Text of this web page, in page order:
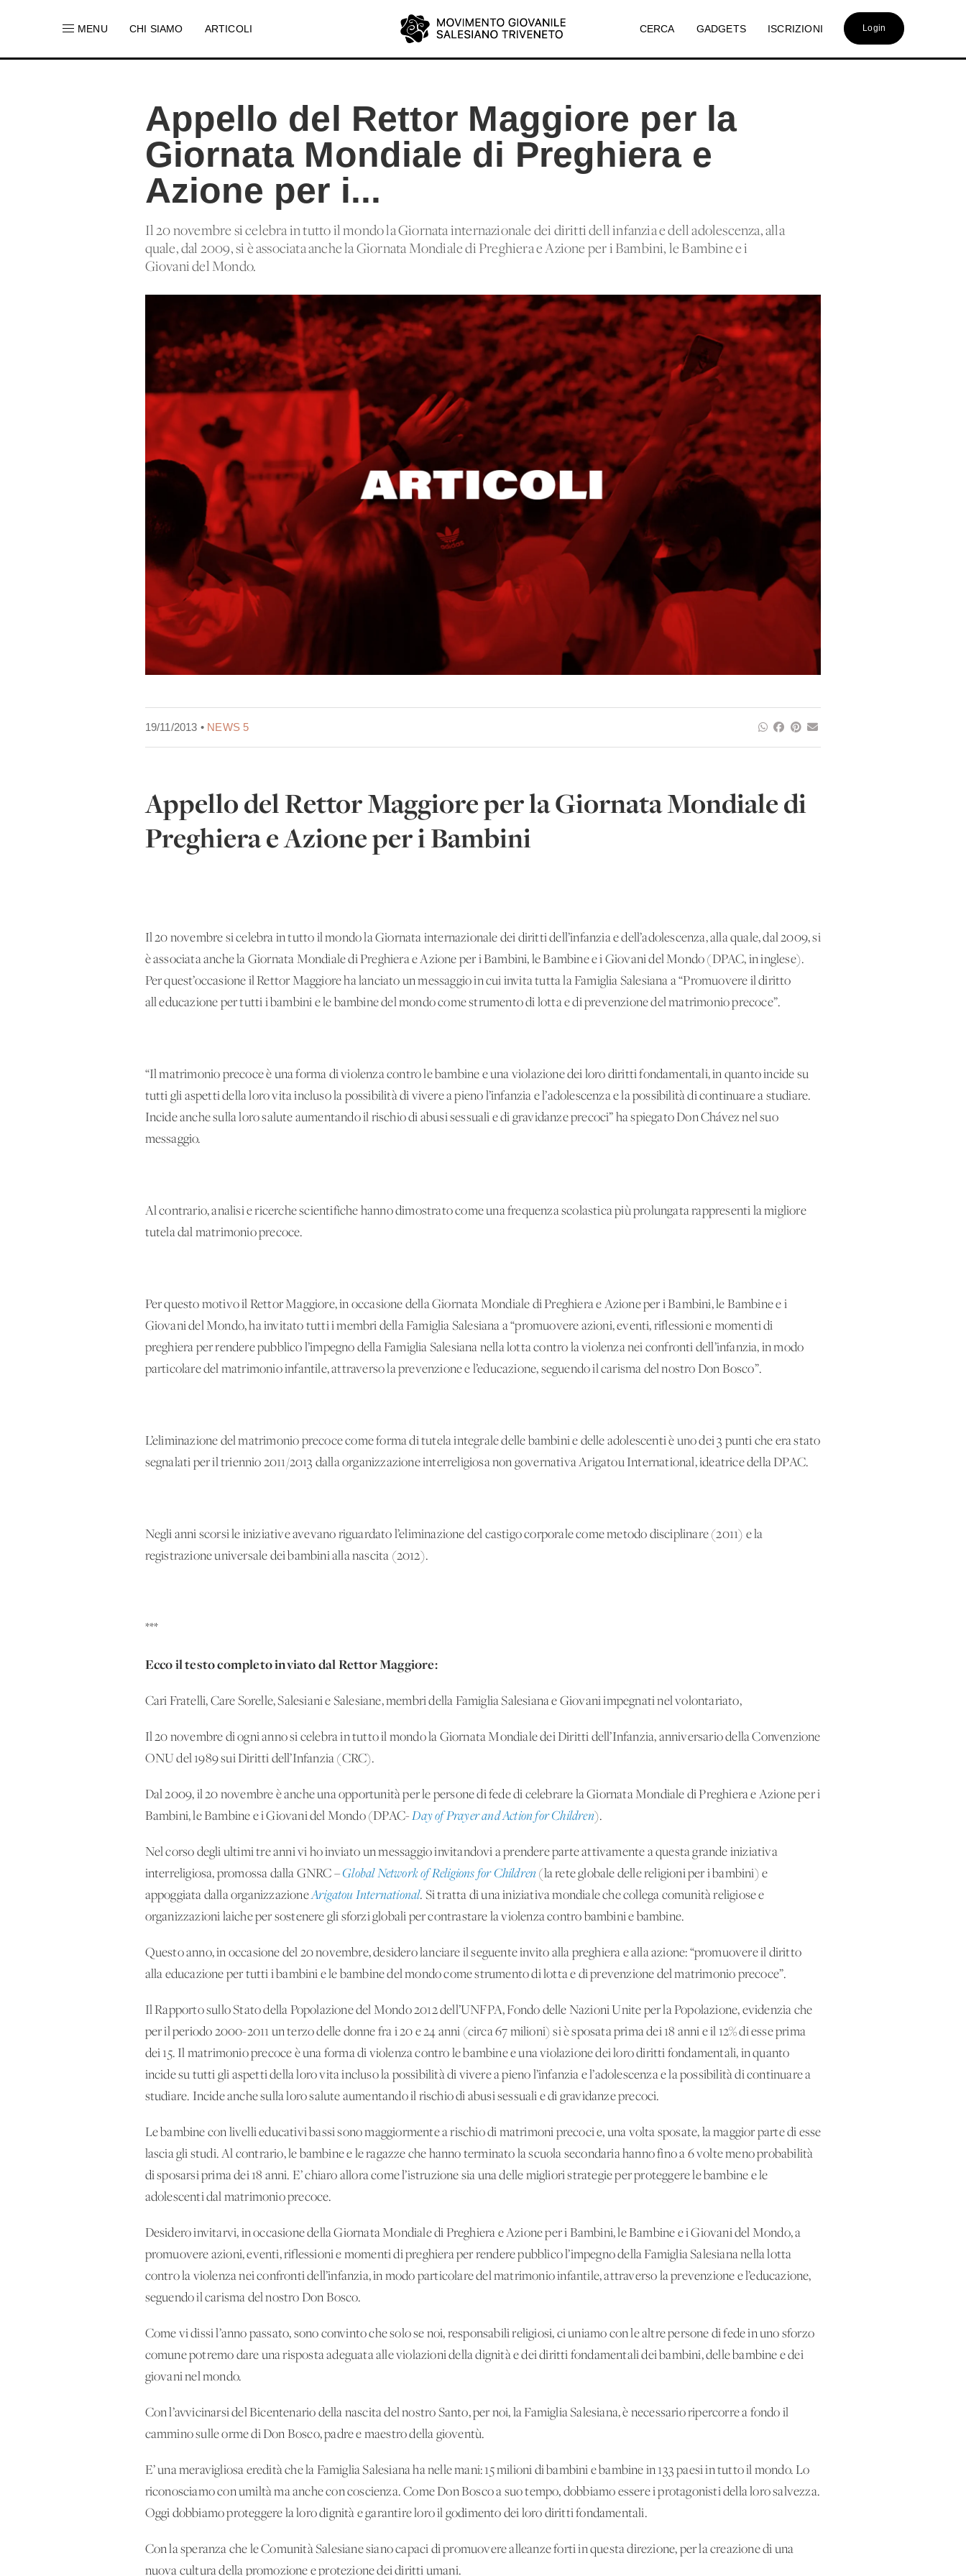
MENU CHI SIAMO ARTICOLI CERCA GADGETS ISCRIZIONI Login
Appello del Rettor Maggiore per la
Giornata Mondiale di Preghiera e
Azione per i...
Il 20 novembre si celebra in tutto il mondo la Giornata internazionale dei diritti dell'infanzia e dell'adolescenza, alla
quale, dal 2009, si è associata anche la Giornata Mondiale di Preghiera e Azione per i Bambini, le Bambine e i
Giovani del Mondo.
19/11/2013 • NEWS 5
Appello del Rettor Maggiore per la Giornata Mondiale di
Preghiera e Azione per i Bambini
Il 20 novembre si celebra in tutto il mondo la Giornata internazionale dei diritti dell’infanzia e dell’adolescenza, alla quale, dal 2009, si
è associata anche la Giornata Mondiale di Preghiera e Azione per i Bambini, le Bambine e i Giovani del Mondo (DPAC, in inglese).
Per quest’occasione il Rettor Maggiore ha lanciato un messaggio in cui invita tutta la Famiglia Salesiana a “Promuovere il diritto
all'educazione per tutti i bambini e le bambine del mondo come strumento di lotta e di prevenzione del matrimonio precoce”.
“Il matrimonio precoce è una forma di violenza contro le bambine e una violazione dei loro diritti fondamentali, in quanto incide su
tutti gli aspetti della loro vita incluso la possibilità di vivere a pieno l’infanzia e l’adolescenza e la possibilità di continuare a studiare.
Incide anche sulla loro salute aumentando il rischio di abusi sessuali e di gravidanze precoci” ha spiegato Don Chávez nel suo
messaggio.
Al contrario, analisi e ricerche scientifiche hanno dimostrato come una frequenza scolastica più prolungata rappresenti la migliore
tutela dal matrimonio precoce.
Per questo motivo il Rettor Maggiore, in occasione della Giornata Mondiale di Preghiera e Azione per i Bambini, le Bambine e i
Giovani del Mondo, ha invitato tutti i membri della Famiglia Salesiana a “promuovere azioni, eventi, riflessioni e momenti di
preghiera per rendere pubblico l’impegno della Famiglia Salesiana nella lotta contro la violenza nei confronti dell’infanzia, in modo
particolare del matrimonio infantile, attraverso la prevenzione e l’educazione, seguendo il carisma del nostro Don Bosco”.
L’eliminazione del matrimonio precoce come forma di tutela integrale delle bambini e delle adolescenti è uno dei 3 punti che era stato
segnalati per il triennio 2011/2013 dalla organizzazione interreligiosa non governativa Arigatou International, ideatrice della DPAC.
Negli anni scorsi le iniziative avevano riguardato l’eliminazione del castigo corporale come metodo disciplinare (2011) e la
registrazione universale dei bambini alla nascita (2012).
***
Ecco il testo completo inviato dal Rettor Maggiore:
Cari Fratelli, Care Sorelle, Salesiani e Salesiane, membri della Famiglia Salesiana e Giovani impegnati nel volontariato,
Il 20 novembre di ogni anno si celebra in tutto il mondo la Giornata Mondiale dei Diritti dell’Infanzia, anniversario della Convenzione
ONU del 1989 sui Diritti dell’Infanzia (CRC).
Dal 2009, il 20 novembre è anche una opportunità per le persone di fede di celebrare la Giornata Mondiale di Preghiera e Azione per i
Bambini, le Bambine e i Giovani del Mondo (DPAC-Day of Prayer and Action for Children).
Nel corso degli ultimi tre anni vi ho inviato un messaggio invitandovi a prendere parte attivamente a questa grande iniziativa
interreligiosa, promossa dalla GNRC – Global Network of Religions for Children (la rete globale delle religioni per i bambini) e
appoggiata dalla organizzazioneArigatou International. Si tratta di una iniziativa mondiale che collega comunità religiose e
organizzazioni laiche per sostenere gli sforzi globali per contrastare la violenza contro bambini e bambine.
Questo anno, in occasione del 20 novembre, desidero lanciare il seguente invito alla preghiera e alla azione: “promuovere il diritto
alla educazione per tutti i bambini e le bambine del mondo come strumento di lotta e di prevenzione del matrimonio precoce”.
Il Rapporto sullo Stato della Popolazione del Mondo 2012 dell’UNFPA, Fondo delle Nazioni Unite per la Popolazione, evidenzia che
per il periodo 2000-2011 un terzo delle donne fra i 20 e 24 anni (circa 67 milioni) si è sposata prima dei 18 anni e il 12% di esse prima
dei 15. Il matrimonio precoce è una forma di violenza contro le bambine e una violazione dei loro diritti fondamentali, in quanto
incide su tutti gli aspetti della loro vita incluso la possibilità di vivere a pieno l’infanzia e l’adolescenza e la possibilità di continuare a
studiare. Incide anche sulla loro salute aumentando il rischio di abusi sessuali e di gravidanze precoci.
Le bambine con livelli educativi bassi sono maggiormente a rischio di matrimoni precoci e, una volta sposate, la maggior parte di esse
lascia gli studi. Al contrario, le bambine e le ragazze che hanno terminato la scuola secondaria hanno fino a 6 volte meno probabilità
di sposarsi prima dei 18 anni. E’ chiaro allora come l’istruzione sia una delle migliori strategie per proteggere le bambine e le
adolescenti dal matrimonio precoce.
Desidero invitarvi, in occasione della Giornata Mondiale di Preghiera e Azione per i Bambini, le Bambine e i Giovani del Mondo, a
promuovere azioni, eventi, riflessioni e momenti di preghiera per rendere pubblico l’impegno della Famiglia Salesiana nella lotta
contro la violenza nei confronti dell’infanzia, in modo particolare del matrimonio infantile, attraverso la prevenzione e l’educazione,
seguendo il carisma del nostro Don Bosco.
Come vi dissi l’anno passato, sono convinto che solo se noi, responsabili religiosi, ci uniamo con le altre persone di fede in uno sforzo
comune potremo dare una risposta adeguata alle violazioni della dignità e dei diritti fondamentali dei bambini, delle bambine e dei
giovani nel mondo.
Con l’avvicinarsi del Bicentenario della nascita del nostro Santo, per noi, la Famiglia Salesiana, è necessario ripercorre a fondo il
cammino sulle orme di Don Bosco, padre e maestro della gioventù.
E’ una meravigliosa eredità che la Famiglia Salesiana ha nelle mani: 15 milioni di bambini e bambine in 133 paesi in tutto il mondo. Lo
riconosciamo con umiltà ma anche con coscienza. Come Don Bosco a suo tempo, dobbiamo essere i protagonisti della loro salvezza.
Oggi dobbiamo proteggere la loro dignità e garantire loro il godimento dei loro diritti fondamentali.
Con la speranza che le Comunità Salesiane siano capaci di promuovere alleanze forti in questa direzione, per la creazione di una
nuova cultura della promozione e protezione dei diritti umani.